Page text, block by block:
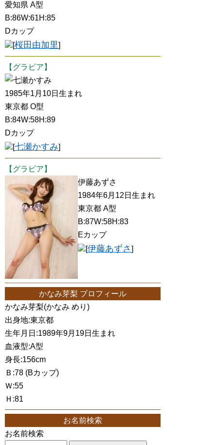
愛知県 A型
B:86W:61H:85
Dカップ
[桜田由加里]
【グラビア】
七瀬かすみ
1985年1月10日生まれ
東京都 O型
B:84W:58H:89
Dカップ
[七瀬かすみ]
【グラビア】
伊藤あずさ
1984年6月12日生まれ
東京都 A型
B:87W:58H:83
Eカップ
[伊藤あずさ]
かなみ芽梨 プロフィール
かなみ芽梨(かなみ めり)
出身地:東京都
生年月日:1989年9月19日生まれ
血液型:A型
身長:156cm
Ｂ:78 (Bカップ)
Ｗ:55
Ｈ:81
お名前検索
お名前検索